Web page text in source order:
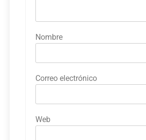
Nombre
Correo electrónico
Web